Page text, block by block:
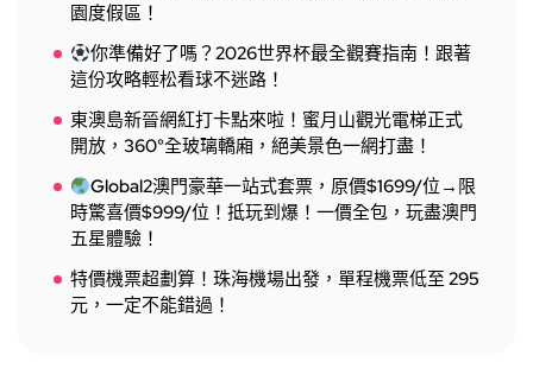
園度假區！
你準備好了嗎？2026世界杯最全觀賽指南！跟著
這份攻略輕松看球不迷路！
東澳島新晉網紅打卡點來啦！蜜月山觀光電梯正式
開放，360°全玻璃轎廂，絕美景色一網打盡！
Global2澳門豪華一站式套票，原價$1699/位→限
時驚喜價$999/位！抵玩到爆！一價全包，玩盡澳門
五星體驗！
特價機票超劃算！珠海機場出發，單程機票低至 295
元，一定不能錯過！